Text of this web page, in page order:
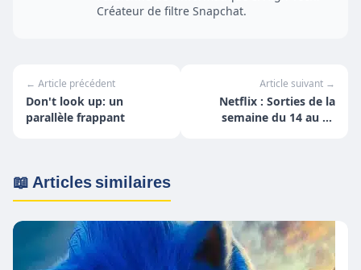
Créateur de filtre Snapchat.
← Article précédent
Don't look up: un
parallèle frappant
Article suivant →
Netflix : Sorties de la
semaine du 14 au 20
📖 Articles similaires